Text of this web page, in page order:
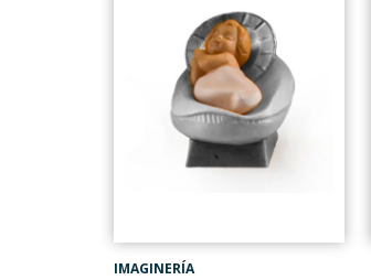
IMAGINERÍA